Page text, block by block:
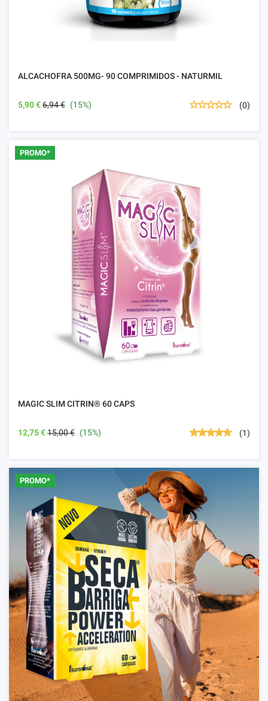
ALCACHOFRA 500MG- 90 COMPRIMIDOS - NATURMIL
5,90 €6,94 € (15%) (0)
PROMO*
MAGIC SLIM CITRIN® 60 CAPS
12,75 €15,00 € (15%) (1)
PROMO*